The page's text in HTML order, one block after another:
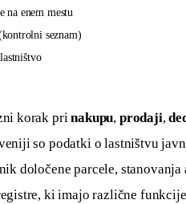
na enem mestu
seznam)
korak pri nakupu, prodaji,
so podatki o lastništvu
določene parcele, stanovanja
ki imajo različne